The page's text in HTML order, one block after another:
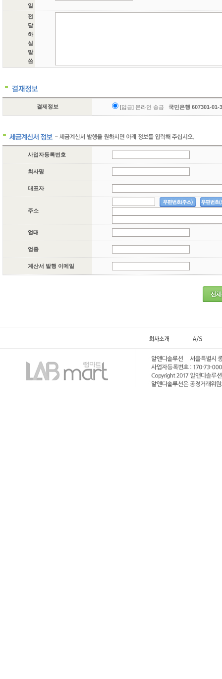
일
전
달
하
실
말
씀
결제정보 [입금] 온라인 송금 국민은행 607301-
사업자등록번호
회사명
대표자
주소
업태
업종
계산서 발행 이메일